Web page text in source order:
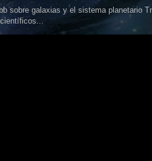
sobre galaxias y el sistema planetario